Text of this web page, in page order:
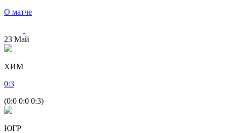
О матче
23 Май
ХИМ
0:3
(0:0 0:0 0:3)
ЮГР